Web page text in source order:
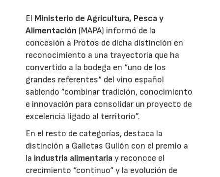
El Ministerio de Agricultura, Pesca y
Alimentación (MAPA) informó de la
concesión a Protos de dicha distinción en
reconocimiento a una trayectoria que ha
convertido a la bodega en “uno de los
grandes referentes“ del vino español
sabiendo ”combinar tradición, conocimiento
e innovación para consolidar un proyecto de
excelencia ligado al territorio”.
En el resto de categorías, destaca la
distinción a Galletas Gullón con el premio a
la industria alimentariay reconoce el
crecimiento “continuo“ y la evolución de